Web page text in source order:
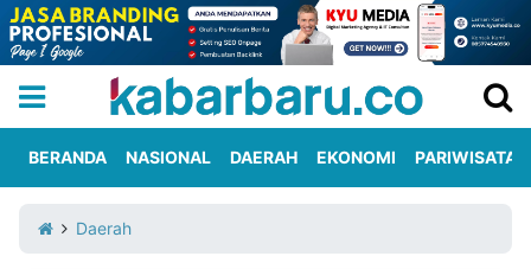
Iklan
Berita
Kami
BERANDA NASIONAL DAERAH EKONOMI PARIWISATA
Daerah